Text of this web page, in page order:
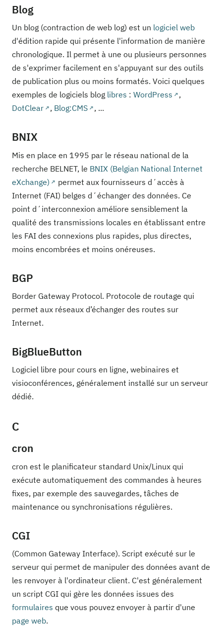
Blog
Un blog (contraction de web log) est un logiciel web
d'édition rapide qui présente l'information de manière
chronologique. Il permet à une ou plusieurs personnes
de s'exprimer facilement en s'appuyant sur des outils
de publication plus ou moins formatés. Voici quelques
exemples de logiciels blog libres : WordPress
,
DotClear
, Blog:CMS , ...
BNIX
Mis en place en 1995 par le réseau national de la
recherche BELNET, le BNIX (Belgian National Internet
eXchange)
permet aux fournisseurs d´accès à
Internet (FAI) belges d´échanger des données. Ce
point d´interconnexion améliore sensiblement la
qualité des transmissions locales en établissant entre
les FAI des connexions plus rapides, plus directes,
moins encombrées et moins onéreuses.
BGP
Border Gateway Protocol. Protocole de routage qui
permet aux réseaux d’échanger des routes sur
Internet.
BigBlueButton
Logiciel libre pour cours en ligne, webinaires et
visioconférences, généralement installé sur un serveur
dédié.
C
cron
cron est le planificateur standard Unix/Linux qui
exécute automatiquement des commandes à heures
fixes, par exemple des sauvegardes, tâches de
maintenance ou synchronisations régulières.
CGI
(Common Gateway Interface). Script exécuté sur le
serveur qui permet de manipuler des données avant de
les renvoyer à l'ordinateur client. C'est généralement
un script CGI qui gère les données issues des
formulaires que vous pouvez envoyer à partir d'une
page web.